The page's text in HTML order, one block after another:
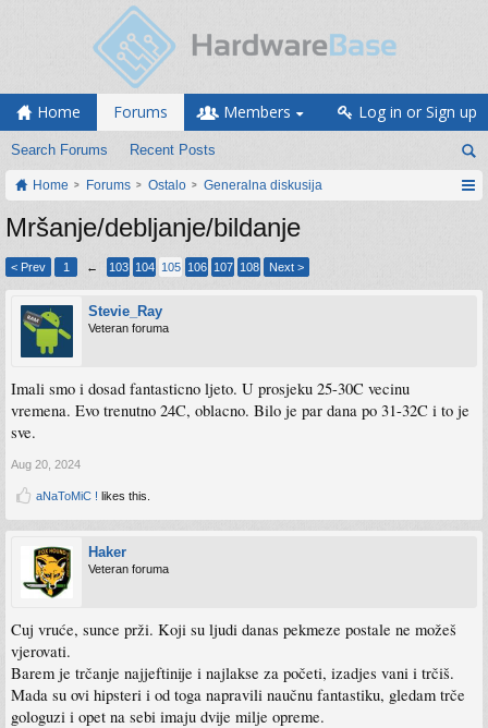
Home Forums
Search Forums Recent Posts
Members Log in or Sign up
Home Forums Ostalo Generalna diskusija
Mršanje/debljanje/bildanje
< Prev 1 ← 103 104 105 106 107 108 Next >
Stevie_Ray
Veteran foruma
Imali smo i dosad fantasticno ljeto. U prosjeku 25-30C vecinu
vremena. Evo trenutno 24C, oblacno. Bilo je par dana po 31-32C i to je
sve.
Aug 20, 2024
aNaToMiC ! likes this.
Haker
Veteran foruma
Cuj vruće, sunce prži. Koji su ljudi danas pekmeze postale ne možeš
vjerovati.
Barem je trčanje najjeftinije i najlakse za početi, izadjes vani i trčiš.
Mada su ovi hipsteri i od toga napravili naučnu fantastiku, gledam trče
gologuzi i opet na sebi imaju dvije milje opreme.